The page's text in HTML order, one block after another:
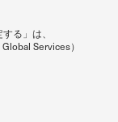
る」は、
Services）